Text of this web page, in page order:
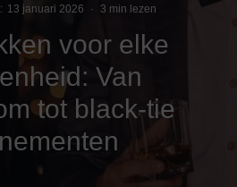
13 januari 2026 · 3 min lezen
voor elke
Van
tot black-tie